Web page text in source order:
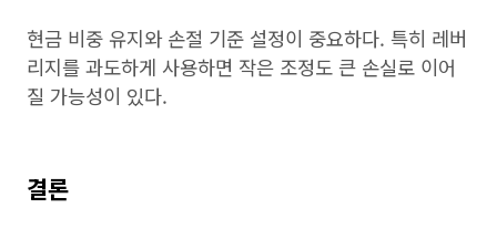
현금 비중 유지와 손절 기준 설정이 중요하다. 특히 레버
리지를 과도하게 사용하면 작은 조정도 큰 손실로 이어
질 가능성이 있다.
결론